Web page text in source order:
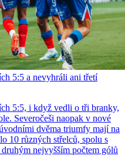
5:5 a nevyhráli ani třetí
5:5, i když vedli o tři branky,
Severočeši naopak v nové
dvěma triumfy mají na
10 různých střelců, spolu s
nejvyšším počtem gólů